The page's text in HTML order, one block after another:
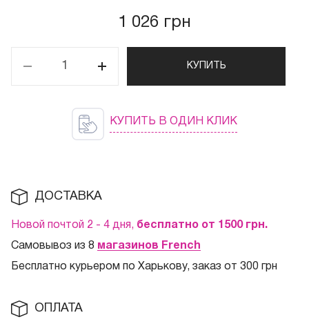
1 026 грн
КУПИТЬ
КУПИТЬ В ОДИН КЛИК
ДОСТАВКА
Новой почтой 2 - 4 дня, бесплатно от 1500 грн.
Самовывоз из 8 магазинов French
Бесплатно курьером по Харькову, заказ от 300 грн
ОПЛАТА